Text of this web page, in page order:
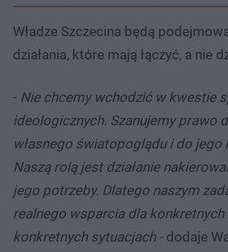
Władze Szczecina będą
działania, które mają łączyć, a nie
- Nie chcemy wchodzić w kwestie
ideologicznych. Szanujemy prawo
własnego światopoglądu i do jego
Naszą rolą jest działanie
jego potrzeby. Dlatego naszym
realnego wsparcia dla
konkretnych sytuacjach - dodaje